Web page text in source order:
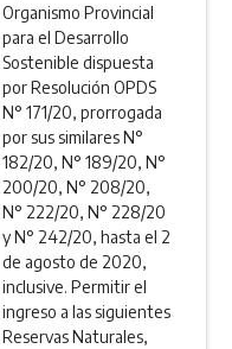
Organismo Provincial
para el Desarrollo
Sostenible dispuesta
por Resolución OPDS
N° 171/20, prorrogada
por sus similares N°
182/20, N° 189/20, N°
200/20, N° 208/20,
N° 222/20, N° 228/20
y N° 242/20, hasta el 2
de agosto de 2020,
inclusive. Permitir el
ingreso a las siguientes
Reservas Naturales,